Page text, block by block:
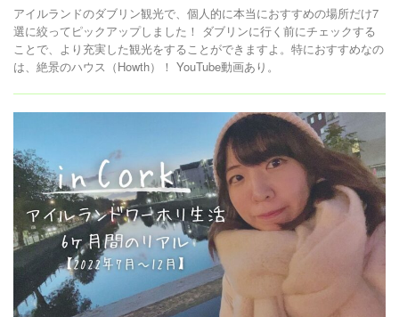
アイルランドのダブリン観光で、個人的に本当におすすめの場所だけ7
選に絞ってピックアップしました！ ダブリンに行く前にチェックする
ことで、より充実した観光をすることができますよ。特におすすめなの
は、絶景のハウス（Howth）！ YouTube動画あり。